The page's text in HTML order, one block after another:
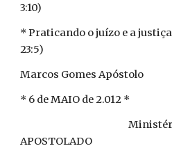
3:10)
* Praticando o juízo e a
23:5)
Marcos Gomes Apóstolo
* 6 de MAIO de 2.012 *
Ministério